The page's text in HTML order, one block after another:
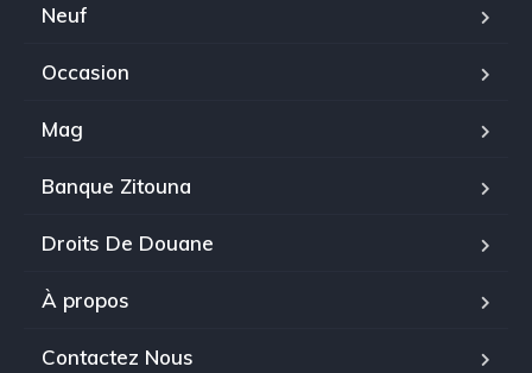
Neuf
Occasion
Mag
Banque Zitouna
Droits De Douane
À propos
Contactez Nous